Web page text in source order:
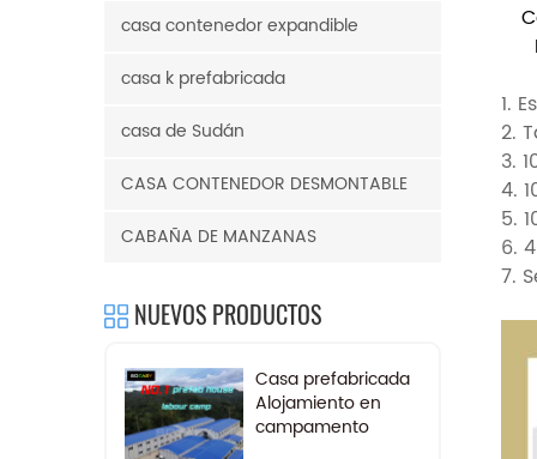
1.
2.
3.
4.
5.
6.
7.
casa contenedor expandible
casa k prefabricada
casa de Sudán
CASA CONTENEDOR DESMONTABLE
CABAÑA DE MANZANAS
NUEVOS PRODUCTOS
Casa prefabricada
Alojamiento en
campamento